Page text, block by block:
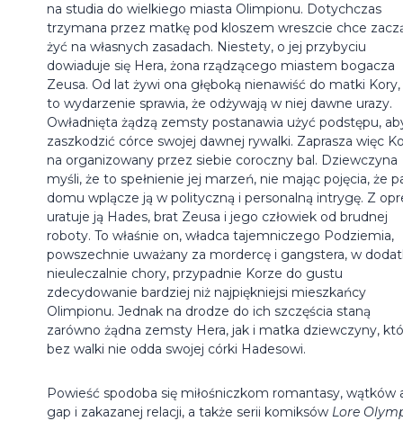
na studia do wielkiego miasta Olimpionu. Dotychczas
trzymana przez matkę pod kloszem wreszcie chce
żyć na własnych zasadach. Niestety, o jej przybyciu
dowiaduje się Hera, żona rządzącego miastem bogacza
Zeusa. Od lat żywi ona głęboką nienawiść do matki Kory,
to wydarzenie sprawia, że odżywają w niej dawne urazy.
Owładnięta żądzą zemsty postanawia użyć podstępu,
zaszkodzić córce swojej dawnej rywalki. Zaprasza więc
na organizowany przez siebie coroczny bal. Dziewczyna
myśli, że to spełnienie jej marzeń, nie mając pojęcia, że
domu wplącze ją w polityczną i personalną intrygę. Z
uratuje ją Hades, brat Zeusa i jego człowiek od brudnej
roboty. To właśnie on, władca tajemniczego Podziemia,
powszechnie uważany za mordercę i gangstera, w
nieuleczalnie chory, przypadnie Korze do gustu
zdecydowanie bardziej niż najpiękniejsi mieszkańcy
Olimpionu. Jednak na drodze do ich szczęścia staną
zarówno żądna zemsty Hera, jak i matka dziewczyny,
bez walki nie odda swojej córki Hadesowi.
Powieść spodoba się miłośniczkom romantasy, wątków
gap i zakazanej relacji, a także serii komiksów Lore